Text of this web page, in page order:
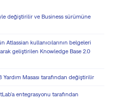
değiştirilir ve Business sürümüne
Atlassian kullanıcılarının belgeleri
geliştirilen Knowledge Base 2.0
Masası tarafından değiştirilir
entegrasyonu tarafından